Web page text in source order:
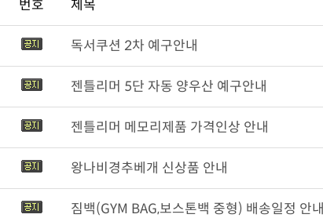
번호 제목
독서쿠션 2차 예구안내
젠틀리머 5단 자동 양우산 예구안내
젠틀리머 메모리제품 가격인상 안내
왕나비경추베개 신상품 안내
짐백(GYM BAG,보스톤백 중형) 배송일정 안내